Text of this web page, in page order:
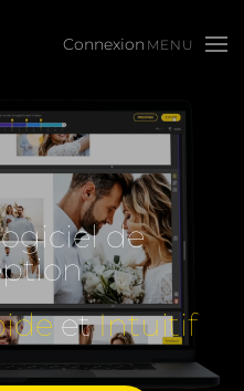
MENU
de
etIntuitif